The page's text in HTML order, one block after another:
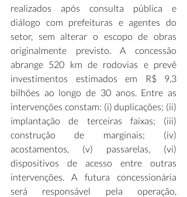
realizados após consulta pública e
diálogo com prefeituras e agentes do
setor, sem alterar o escopo de obras
originalmente previsto. A concessão
abrange 520 km de rodovias e prevê
investimentos estimados em R$ 9,3
bilhões ao longo de 30 anos. Entre as
intervenções constam: (i) duplicações; (ii)
implantação de terceiras faixas; (iii)
construção de marginais; (iv)
acostamentos, (v) passarelas, (vi)
dispositivos de acesso entre outras
intervenções. A futura concessionária
será responsável pela operação,